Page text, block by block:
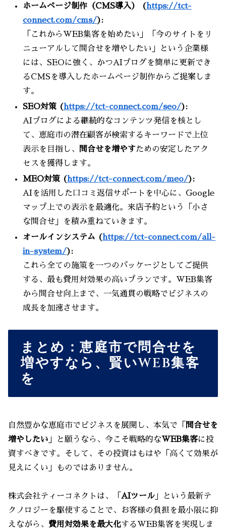
ホームページ制作（CMS導入） (https://tct-
connect.com/cms/):
「これからWEB集客を始めたい」「今のサイトをリ
ニューアルして問合せを増やしたい」という企業様
には、SEOに強く、かつAIブログを簡単に更新でき
るCMSを導入したホームページ制作からご提案しま
す。
SEO対策 (https://tct-connect.com/seo/):
AIブログによる継続的なコンテンツ発信を核とし
て、恵庭市の潜在顧客が検索するキーワードで上位
表示を目指し、
問合せを増やすための安定したアク
セスを獲得します。
MEO対策 (https://tct-connect.com/meo/):
AIを活用した口コミ返信サポートを中心に、Google
マップ上での表示を最適化。来店予約という「小さ
な問合せ」を積み重ねていきます。
オールインシステム (https://tct-connect.com/all-
in-system/):
これら全ての施策を一つのパッケージとしてご提供
する、最も費用対効果の高いプランです。WEB集客
から問合せ向上まで、一気通貫の戦略でビジネスの
成長を加速させます。
まとめ：恵庭市で問合せを
増やすなら、賢いWEB集客
を
自然豊かな恵庭市でビジネスを展開し、本気で「 問合せを
増やしたい 」と願うなら、今こそ戦略的なWEB集客に投
資すべきです。そして、その投資はもはや「高くて効果が
見えにくい」ものではありません。
株式会社ティーコネクトは、「 AIツール 」という最新テ
クノロジーを駆使することで、お客様の負担を最小限に抑
えながら、 費用対効果を最大化するWEB集客を実現しま